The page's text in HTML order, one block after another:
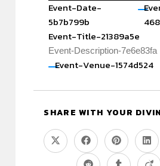
Event-Date-
5b7b799b
Event-Title-21389a5e
Event-Description-7e6e83fa
Event-Venue-1574d524
SHARE WITH YOUR